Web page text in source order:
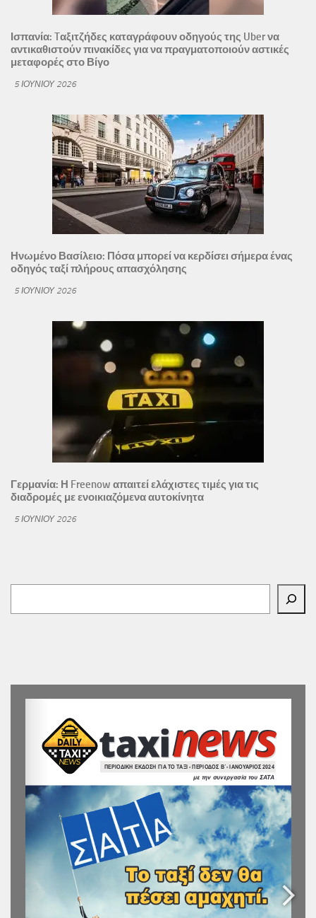
Ισπανία: Tαξιτζήδες καταγράφουν οδηγούς της Uber να
αντικαθιστούν πινακίδες για να πραγματοποιούν αστικές
μεταφορές στο Βίγο
5 ΙΟΥΝΊΟΥ 2026
Ηνωμένο Βασίλειο: Πόσα μπορεί να κερδίσει σήμερα ένας
οδηγός ταξί πλήρους απασχόλησης
5 ΙΟΥΝΊΟΥ 2026
Γερμανία: Η Freenow απαιτεί ελάχιστες τιμές για τις
διαδρομές με ενοικιαζόμενα αυτοκίνητα
5 ΙΟΥΝΊΟΥ 2026